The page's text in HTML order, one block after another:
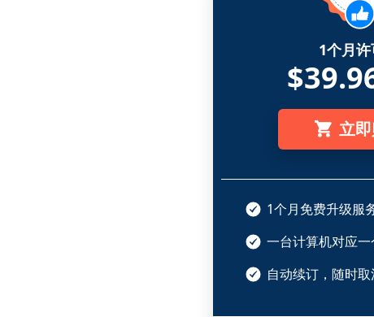
1个月
立
1个月免费升级服务
一台计算机对应一
自动续订，随时取